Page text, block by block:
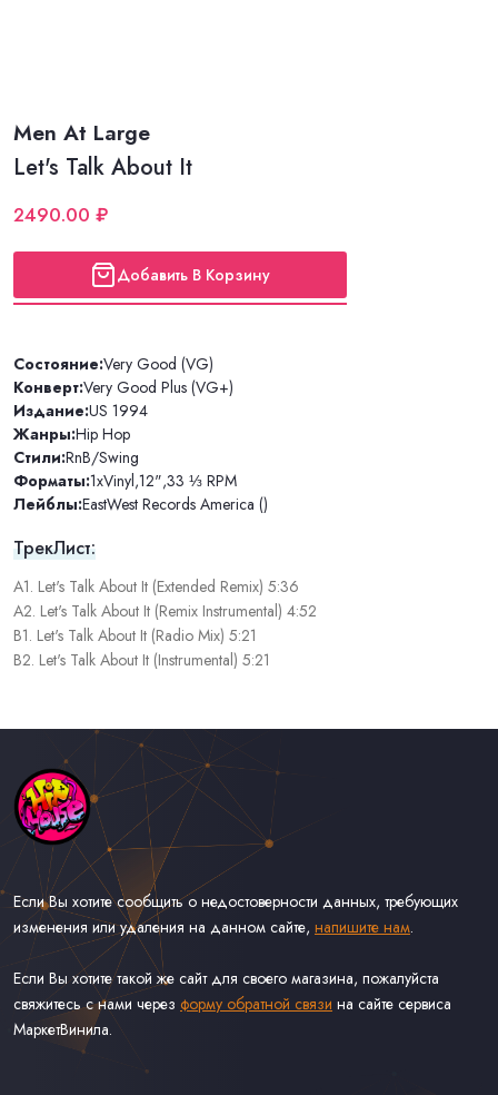
Men At Large
Let's Talk About It
2490.00 ₽
Добавить В Корзину
Состояние:Very Good (VG)
Конверт:Very Good Plus (VG+)
Издание:US 1994
Жанры:Hip Hop
Стили:RnB/Swing
Форматы:1xVinyl,12",33 ⅓ RPM
Лейблы:EastWest Records America ()
ТрекЛист:
A1. Let's Talk About It (Extended Remix) 5:36
A2. Let's Talk About It (Remix Instrumental) 4:52
B1. Let's Talk About It (Radio Mix) 5:21
B2. Let's Talk About It (Instrumental) 5:21
Если Вы хотите сообщить о недостоверности данных, требующих
изменения или удаления на данном сайте, напишите нам.
Если Вы хотите такой же сайт для своего магазина, пожалуйста
свяжитесь с нами через форму обратной связи на сайте сервиса
МаркетВинила.
Каталог Музыки на Виниле В Наличии